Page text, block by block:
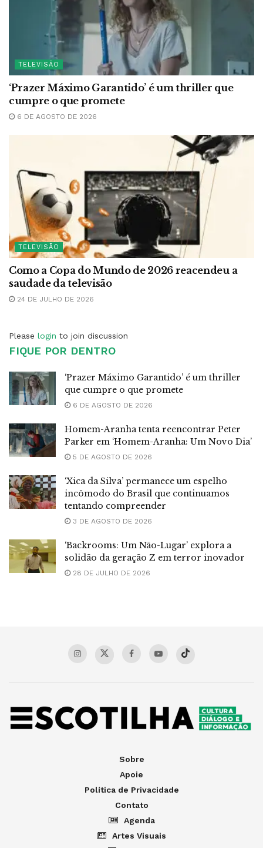
TELEVISÃO
‘Prazer Máximo Garantido’ é um thriller que
cumpre o que promete
6 DE AGOSTO DE 2026
TELEVISÃO
Como a Copa do Mundo de 2026 reacendeu a
saudade da televisão
24 DE JULHO DE 2026
Please login to join discussion
FIQUE POR DENTRO
‘Prazer Máximo Garantido’ é um thriller
que cumpre o que promete
6 DE AGOSTO DE 2026
Homem-Aranha tenta reencontrar Peter
Parker em ‘Homem-Aranha: Um Novo Dia’
5 DE AGOSTO DE 2026
‘Xica da Silva’ permanece um espelho
incômodo do Brasil que continuamos
tentando compreender
3 DE AGOSTO DE 2026
‘Backrooms: Um Não-Lugar’ explora a
solidão da geração Z em terror inovador
28 DE JULHO DE 2026
Sobre
Apoie
Política de Privacidade
Contato
Agenda
Artes Visuais